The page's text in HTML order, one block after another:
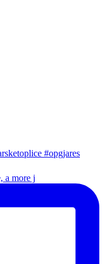
a more j